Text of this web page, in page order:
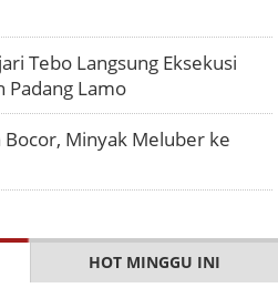
Tebo Langsung Eksekusi
Padang Lamo
Minyak Meluber ke
HOT MINGGU INI